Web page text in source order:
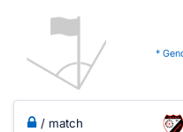
*
/ match